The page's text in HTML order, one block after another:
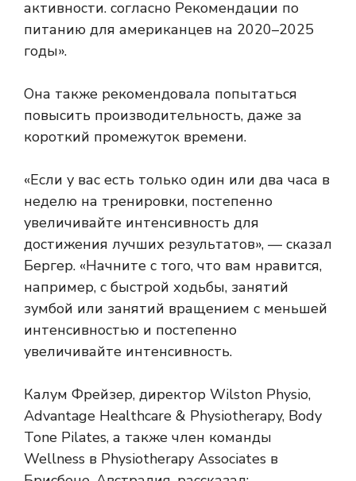
активности. согласно Рекомендации по
питанию для американцев на 2020–2025
годы».
Она также рекомендовала попытаться
повысить производительность, даже за
короткий промежуток времени.
«Если у вас есть только один или два часа в
неделю на тренировки, постепенно
увеличивайте интенсивность для
достижения лучших результатов», — сказал
Бергер. «Начните с того, что вам нравится,
например, с быстрой ходьбы, занятий
зумбой или занятий вращением с меньшей
интенсивностью и постепенно
увеличивайте интенсивность.
Калум Фрейзер, директор Wilston Physio,
Advantage Healthcare & Physiotherapy, Body
Tone Pilates, а также член команды
Wellness в Physiotherapy Associates в